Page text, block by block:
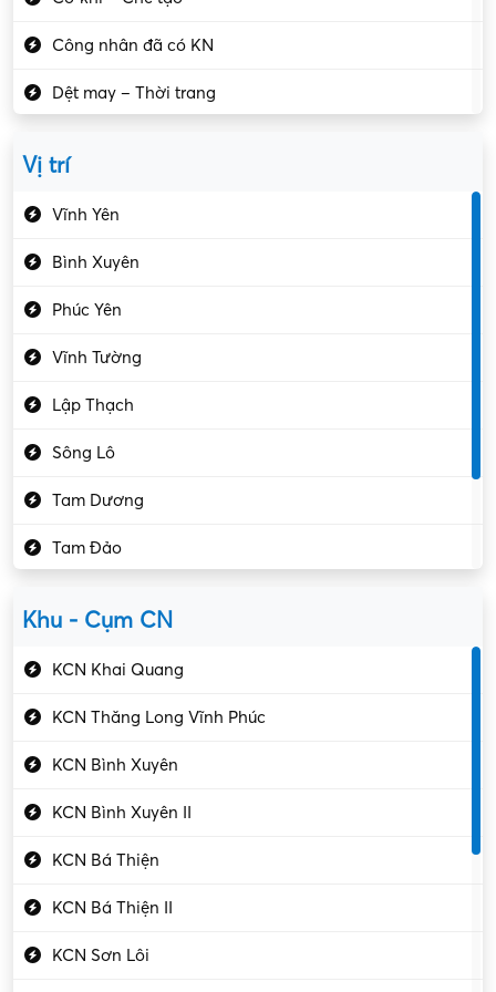
Công nhân đã có KN
Dệt may – Thời trang
Kiểm soát chất lượng
Kỹ sư cơ khí
Kỹ sư điện
Kỹ thuật cao
Kỹ thuật mạng – IT
Làm bán thời gian
Lao động phổ thông
Lập trình – Phát triển
Luật – Công chứng
Vị trí
Vĩnh Yên
Bình Xuyên
Phúc Yên
Vĩnh Tường
Lập Thạch
Sông Lô
Tam Dương
Tam Đảo
Khu - Cụm CN
KCN Khai Quang
KCN Thăng Long Vĩnh Phúc
KCN Bình Xuyên
KCN Bình Xuyên II
KCN Bá Thiện
KCN Bá Thiện II
KCN Sơn Lôi